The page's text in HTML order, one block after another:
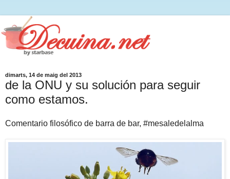
dimarts, 14 de maig del 2013
de la ONU y su solución para seguir
como estamos.
Comentario filosófico de barra de bar, #mesaledelalma